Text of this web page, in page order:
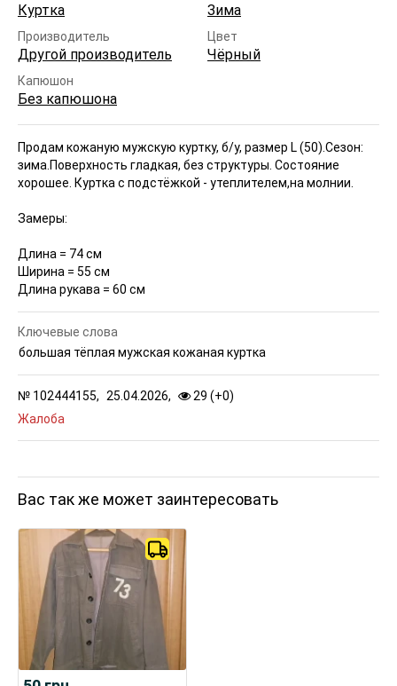
Куртка Зима
Производитель
Другой производитель
Цвет
Чёрный
Капюшон
Без капюшона
Продам кожаную мужскую куртку, б/у, размер L (50). Сезон:
зима.Поверхность гладкая, без структуры. Состояние
хорошее. Куртка с подстёжкой - утеплителем,на молнии.
Замеры:
Длина = 74 см
Ширина = 55 см
Длина рукава = 60 см
№ 102444155, 25.04.2026, 29 (+0)
Жалоба
Ключевые слова
большая тёплая мужская кожаная куртка
Вас так же может заинтересовать